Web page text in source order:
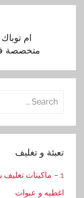
ام
متخصصة
Search
تعبئة و تغليف
1 – ماكينات تغليف بالفاكيوم
اغطيه و عبوات